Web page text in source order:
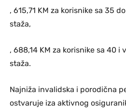
, 615,71 KM za korisnike sa 35
staža,
, 688,14 KM za korisnike sa 40 i
staža.
Najniža invalidska i porodična
ostvaruje iza aktivnog